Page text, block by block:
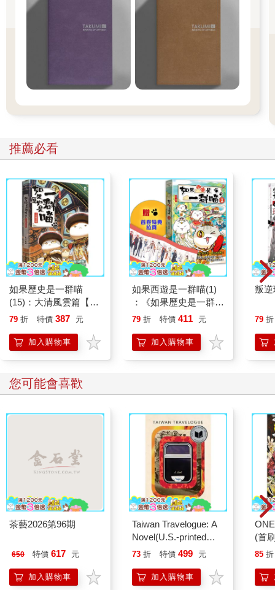
推薦必看
如果歷史是一群喵
(15)：大清風雲篇【萌
貓漫畫學歷史】
79 折 特價 387 元
加入購物車
如果西遊是一群喵(1)
：《如果歷史是一群
喵》作者最新力作，附
79 折 特價 411 元
加入購物車
叛逆
79 折
您可能也需要
超圖解 登山自救攻略
9 折 特價 405 元
加入購物車
禪・丹秘訣
79 折 特價 237 元
加入購物車
來
＆
79 折